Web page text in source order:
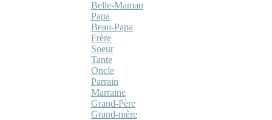
Belle-Maman
Papa
Beau-Papa
Frère
Soeur
Tante
Oncle
Parrain
Marraine
Grand-Père
Grand-mère